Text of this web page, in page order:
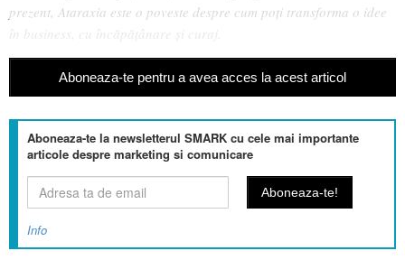
prezent, Ataraxia este o poveste despre cum poți transforma o idee
în business, cu încăpățânare și curaj.
Aboneaza-te pentru a avea acces la acest articol
Aboneaza-te la newsletterul SMARK cu cele mai importante
articole despre marketing si comunicare
Info